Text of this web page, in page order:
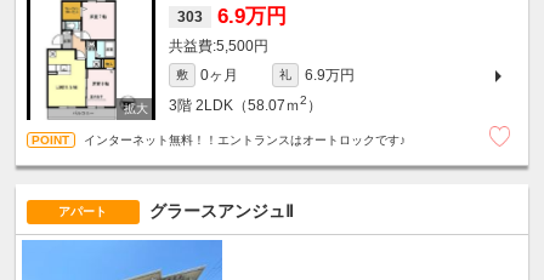
303 6.9万円
5,500円
敷 0ヶ月 礼
6.9万円
3階 2LDK（58.07ｍ2 ）
インターネット無料！！エントランスはオートロックです♪
アパート グラースアンジュⅡ